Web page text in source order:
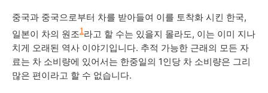
중국과 중국으로부터 차를 받아들여 이를 토착화 시킨 한국,
일본이 차의 원조1 라고 할 수는 있을지 몰라도, 이는 이미 지나
치게 오래된 역사 이야기입니다. 추적 가능한 근래의 모든 자
료는 차 소비량에 있어서는 한중일의 1인당 차 소비량은 그리
많은 편이라고 할 수 없습니다.